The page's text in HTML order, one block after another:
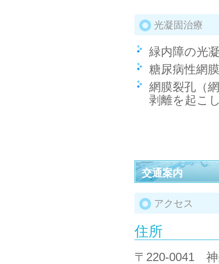
光凝固治療
緑内障の光
糖尿病性網
網膜裂孔（
剥離を起こ
交通案内
アクセス
住所
〒220-0041 神